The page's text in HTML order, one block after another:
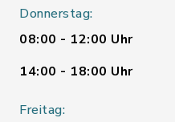
Donnerstag:
08:00 - 12:00 Uhr
14:00 - 18:00 Uhr
Freitag: